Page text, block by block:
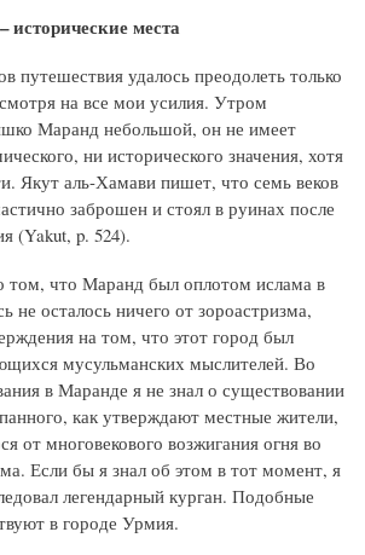
места
путешествия удалось преодолеть только
на все мои усилия. Утром
Маранд небольшой, он не имеет
ни исторического значения, хотя
Якут аль-Хамави пишет, что семь веков
заброшен и стоял в руинах после
(Yakut, p. 524).
том, что Маранд был оплотом ислама в
не осталось ничего от зороастризма,
на том, что этот город был
мусульманских мыслителей. Во
в Маранде я не знал о существовании
как утверждают местные жители,
от многовекового возжигания огня во
Если бы я знал об этом в тот момент, я
легендарный курган. Подобные
в городе Урмия.